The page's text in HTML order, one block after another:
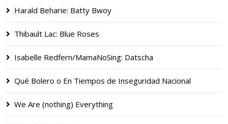
Harald Beharie: Batty Bwoy
Thibault Lac: Blue Roses
Isabelle Redfern/MamaNoSing: Datscha
Qué Bolero o En Tiempos de Inseguridad Nacional
We Are (nothing) Everything